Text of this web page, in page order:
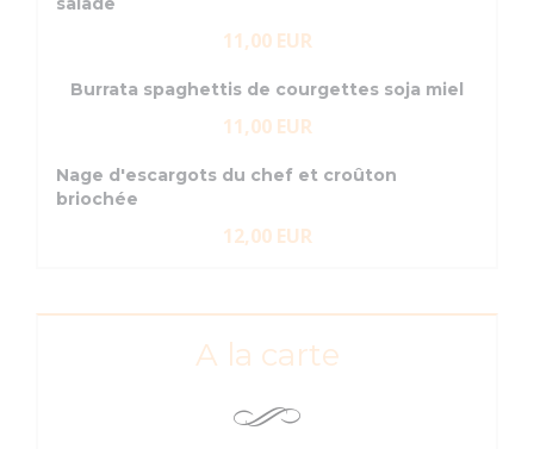
11,00 EUR
Burrata spaghettis de courgettes soja miel
11,00 EUR
Nage d'escargots du chef et croûton
briochée
12,00 EUR
A la carte